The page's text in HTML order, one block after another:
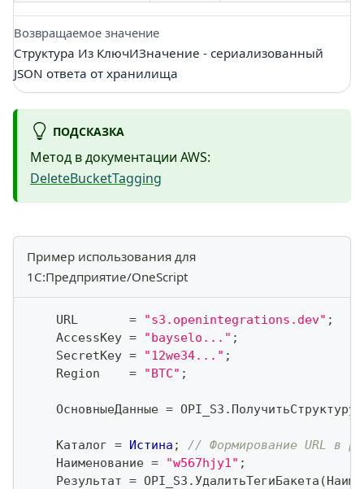
Возвращаемое значение
Структура Из КлючИЗначение - сериализованный
JSON ответа от хранилища
ПОДСКАЗКА
Метод в документации AWS:
DeleteBucketTagging
Пример использования для
1С:Предприятие/OneScript
    URL
= "s3.openintegrations.dev" ;
    AccessKey
= "bayselo..." ;
    SecretKey
= "12we34..." ;
    Region
= "BTC" ;
    ОсновныеДанные
= OPI_S3 .
    Каталог
= Истина ;
// Формирование URL в
    Наименование
= "w567hjy1" ;
    Результат
= OPI_S3 . УдалитьТегиБакета (